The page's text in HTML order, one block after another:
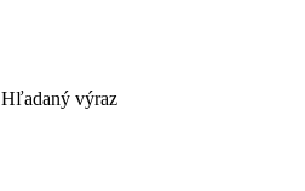
Hľadaný výraz